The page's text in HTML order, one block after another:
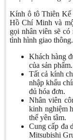
Kính ô tô Thiên Kế
Hồ Chí Minh và
gọi nhân viên sẽ
tình hình giao thông.
Khách hàng
của sản phẩm.
Tất cả kính
nhập khẩu
đủ hóa đơn.
Nhân viên
kinh nghiệm
thể yên tâm.
Cung cấp đa
Mitsubishi